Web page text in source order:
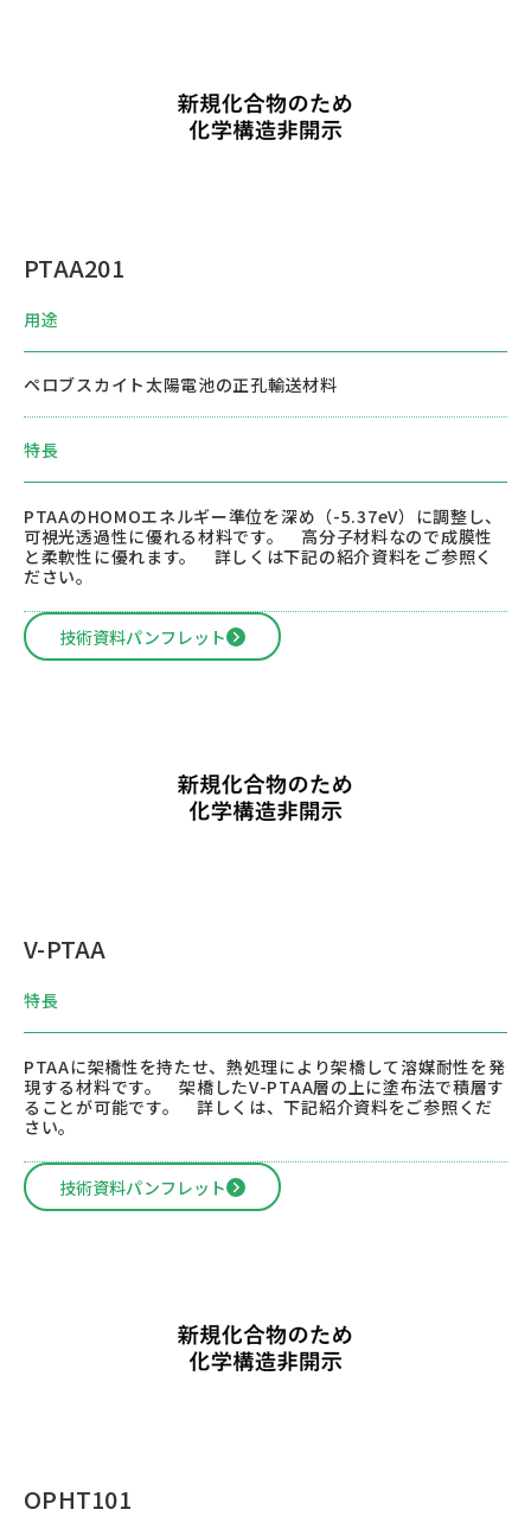
PTAA201
用途
ペロブスカイト太陽電池の正孔輸送材料
特長
PTAAのHOMOエネルギー準位を深め（-5.37eV）に調整し、
可視光透過性に優れる材料です。 高分子材料なので成膜性
と柔軟性に優れます。 詳しくは下記の紹介資料をご参照く
ださい。
技術資料パンフレット
V-PTAA
特長
PTAAに架橋性を持たせ、熱処理により架橋して溶媒耐性を発
現する材料です。 架橋したV-PTAA層の上に塗布法で積層す
ることが可能です。 詳しくは、下記紹介資料をご参照くだ
さい。
技術資料パンフレット
OPHT101